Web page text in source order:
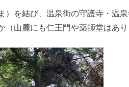
）を結び、温泉街の守護寺・温
山麓にも仁王門や薬師堂はあり